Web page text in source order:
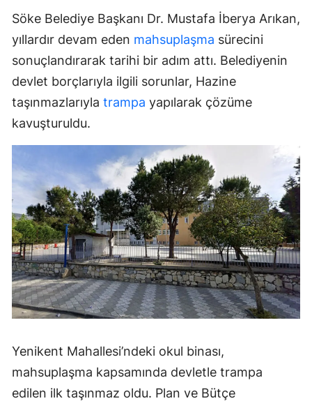
Söke Belediye Başkanı Dr. Mustafa İberya Arıkan,
yıllardır devam eden mahsuplaşma sürecini
sonuçlandırarak tarihi bir adım attı. Belediyenin
devlet borçlarıyla ilgili sorunlar, Hazine
taşınmazlarıyla trampa yapılarak çözüme
kavuşturuldu.
Yenikent Mahallesi’ndeki okul binası,
mahsuplaşma kapsamında devletle trampa
edilen ilk taşınmaz oldu. Plan ve Bütçe